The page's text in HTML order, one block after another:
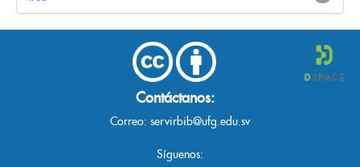
Contáctanos:
Correo: servirbib@ufg.edu.sv
Síguenos: